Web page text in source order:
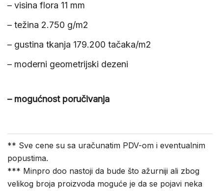
– visina flora 11 mm
– težina 2.750 g/m2
– gustina tkanja 179.200 tačaka/m2
– moderni geometrijski dezeni
– mogućnost poručivanja
** Sve cene su sa uračunatim PDV-om i eventualnim
popustima.
*** Minpro doo nastoji da bude što ažurniji ali zbog
velikog broja proizvoda moguće je da se pojavi neka